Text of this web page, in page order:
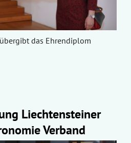
das Ehrendiplom
Liechtensteiner
Verband